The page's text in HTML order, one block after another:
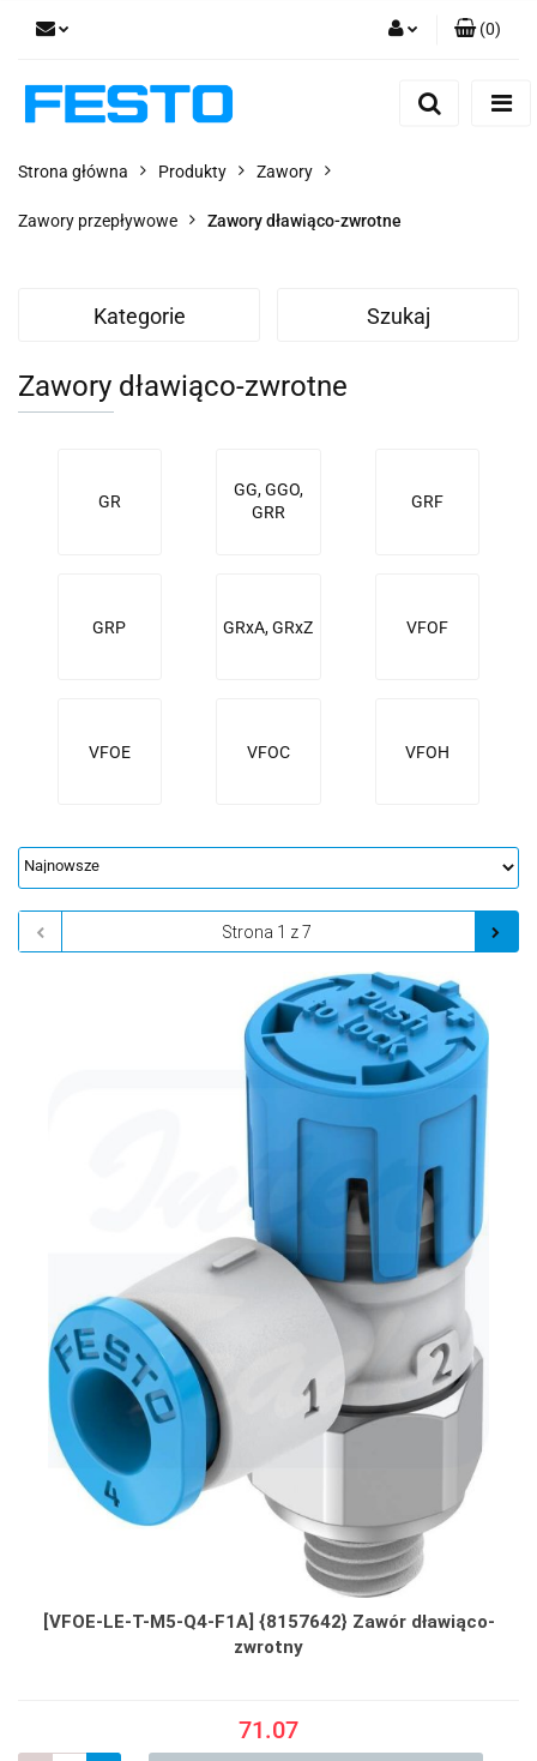
Dodaj zgłoszenie
(0)
Strona główna Produkty Zawory
Zawory przepływowe Zawory dławiąco-zwrotne
Kategorie Szukaj
Zawory dławiąco-zwrotne
GR
GG, GGO,
GRR
GRF
GRP GRxA, GRxZ VFOF
VFOE VFOC VFOH
[VFOE-LE-T-M5-Q4-F1A] {8157642} Zawór dławiąco-
zwrotny
71.07